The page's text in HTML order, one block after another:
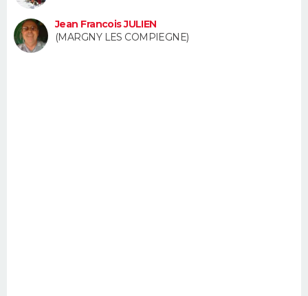
Jean Francois JULIEN
(MARGNY LES COMPIEGNE)